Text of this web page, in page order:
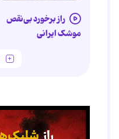
راز برخورد بی‌نقص
موشک ایرانی